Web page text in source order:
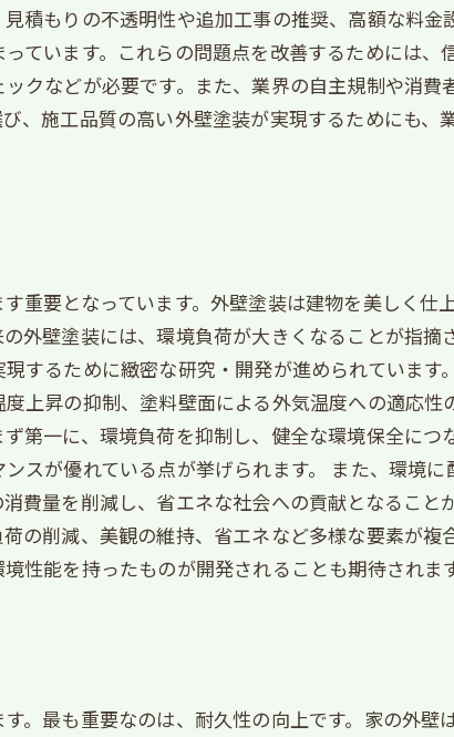
積もりの不透明性や追加工事の推奨、高額な料
ています。これらの問題点を改善するためには
クなどが必要です。また、業界の自主規制や消費
、施工品質の高い外壁塗装が実現するためにも
重要となっています。外壁塗装は建物を美しく仕
外壁塗装には、環境負荷が大きくなることが指摘
するために緻密な研究・開発が進められています
上昇の抑制、塗料壁面による外気温度への適応
第一に、環境負荷を抑制し、健全な環境保全に
スが優れている点が挙げられます。 また、環境
費量を削減し、省エネな社会への貢献となるこ
の削減、美観の維持、省エネなど多様な要素が
性能を持ったものが開発されることも期待されます
。最も重要なのは、耐久性の向上です。家の外